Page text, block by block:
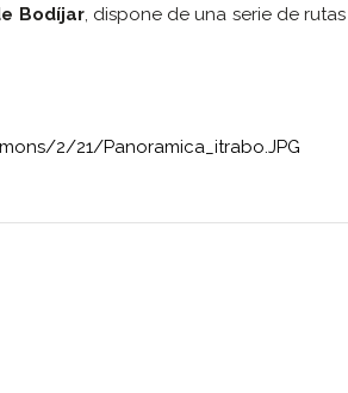
Bodíjar, dispone de una serie de
2/21/Panoramica_itrabo.JPG